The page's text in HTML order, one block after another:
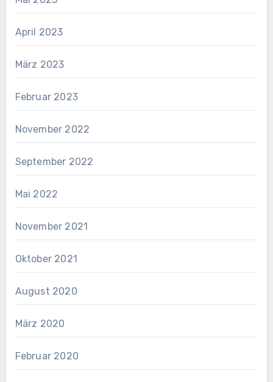
April 2023
März 2023
Februar 2023
November 2022
September 2022
Mai 2022
November 2021
Oktober 2021
August 2020
März 2020
Februar 2020